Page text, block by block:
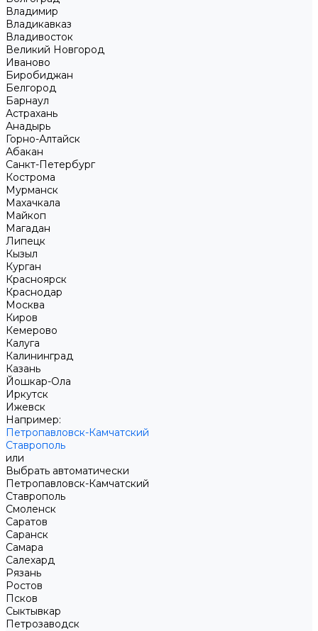
Владимир
Владикавказ
Владивосток
Великий Новгород
Иваново
Биробиджан
Белгород
Барнаул
Астрахань
Анадырь
Горно-Алтайск
Абакан
Санкт-Петербург
Кострома
Мурманск
Махачкала
Майкоп
Магадан
Липецк
Кызыл
Курган
Красноярск
Краснодар
Москва
Киров
Кемерово
Калуга
Калининград
Казань
Йошкар-Ола
Иркутск
Ижевск
Например:
Петропавловск-Камчатский
Ставрополь
или
Выбрать автоматически
Петропавловск-Камчатский
Ставрополь
Смоленск
Саратов
Саранск
Самара
Салехард
Рязань
Ростов
Псков
Сыктывкар
Петрозаводск